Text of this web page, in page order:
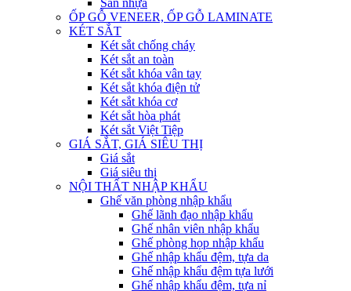
Sàn nhựa
ỐP GỖ VENEER, ỐP GỖ LAMINATE
KÉT SẮT
Két sắt chống cháy
Két sắt an toàn
Két sắt khóa vân tay
Két sắt khóa điện tử
Két sắt khóa cơ
Két sắt hòa phát
Két sắt Việt Tiệp
GIÁ SẮT, GIÁ SIÊU THỊ
Giá sắt
Giá siêu thị
NỘI THẤT NHẬP KHẨU
Ghế văn phòng nhập khẩu
Ghế lãnh đạo nhập khẩu
Ghế nhân viên nhập khẩu
Ghế phòng họp nhập khẩu
Ghế nhập khẩu đệm, tựa da
Ghế nhập khẩu đệm tựa lưới
Ghế nhập khẩu đệm, tựa nỉ